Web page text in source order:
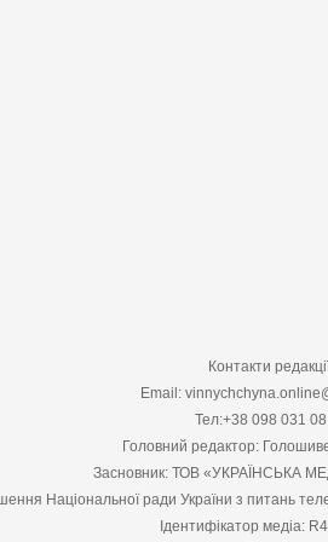
Контакти
Email:
Тел:+38 098 031
Головний редактор:
Засновник: ТОВ «УКРАЇНСЬКА
Національної ради України з питань
Ідентифікатор медіа: